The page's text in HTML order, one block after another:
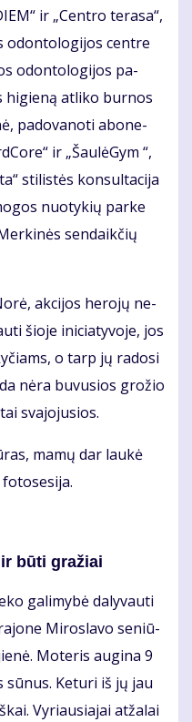
ir „Cen­tro te­ra­sa“,
odon­to­lo­gi­jos cen­tre
odon­to­lo­gi­jos pa­
hi­gie­ną at­li­ko bur­nos
pa­do­va­no­ti abo­ne­
ir „Šau­lė­Gym “,
sti­lis­tės kon­sul­ta­ci­ja
nuo­ty­kių par­ke
sen­daik­čių
ak­ci­jos he­ro­jų ne­
šio­je ini­cia­ty­vo­je, jos
o tarp jų ra­do­si
nė­ra bu­vu­sios gro­žio
sva­jo­ju­sios.
ma­mų dar lau­kė
bū­ti gra­žiai
ga­li­my­bė da­ly­vau­ti
Mi­ros­la­vo se­niū­
Mo­te­ris au­gi­na 9
sū­nus. Ke­tu­ri iš jų jau
Vy­riau­sia­jai at­ža­lai